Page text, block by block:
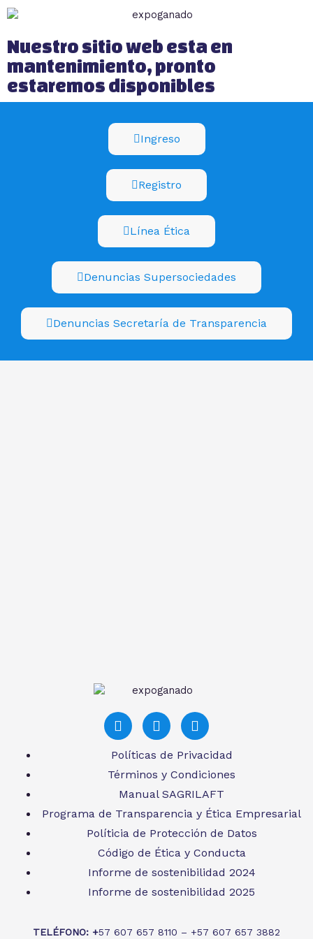
Nuestro sitio web esta en
mantenimiento, pronto
estaremos disponibles
Ingreso
Registro
Línea Ética
Denuncias Supersociedades
Denuncias Secretaría de Transparencia
Políticas de Privacidad
Términos y Condiciones
Manual SAGRILAFT
Programa de Transparencia y Ética Empresarial
Políticia de Protección de Datos
Código de Ética y Conducta
Informe de sostenibilidad 2024
Informe de sostenibilidad 2025
TELÉFONO: +57 607 657 8110 – +57 607 657 3882